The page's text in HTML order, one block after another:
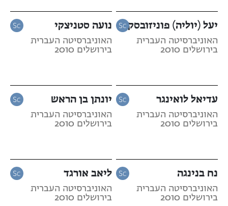
יעל (יוליה) פוניזובסקי
האוניברסיטה העברית
בירושלים 2010
נועה סטניצקי
האוניברסיטה העברית
בירושלים 2010
עדיאל לואינגר
האוניברסיטה העברית
בירושלים 2010
יונתן בן הראש
האוניברסיטה העברית
בירושלים 2010
נח בנינגה
האוניברסיטה העברית
בירושלים 2010
ליאב אורגד
האוניברסיטה העברית
בירושלים 2010